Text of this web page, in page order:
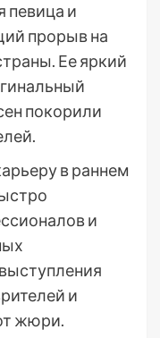
певица и
прорыв на
Ее яркий
покорили
в раннем
и
и
жюри.